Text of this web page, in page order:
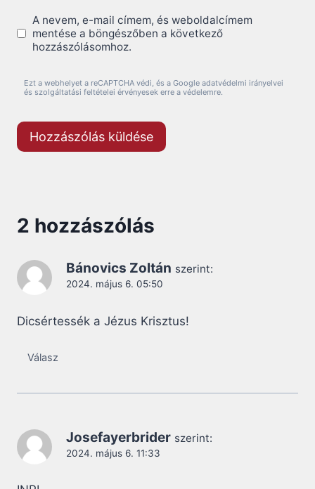
A nevem, e-mail címem, és weboldalcímem
mentése a böngészőben a következő
hozzászólásomhoz.
Ezt a webhelyet a reCAPTCHA védi, és a Google adatvédelmi irányelvei
és szolgáltatási feltételei érvényesek erre a védelemre.
2 hozzászólás
Bánovics Zoltán szerint:
2024. május 6. 05:50
Dicsértessék a Jézus Krisztus!
Válasz
Josefayerbrider szerint:
2024. május 6. 11:33